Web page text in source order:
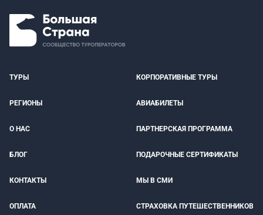
ТУРЫ КОРПОРАТИВНЫЕ ТУРЫ
РЕГИОНЫ АВИАБИЛЕТЫ
О НАС ПАРТНЕРСКАЯ ПРОГРАММА
БЛОГ ПОДАРОЧНЫЕ СЕРТИФИКАТЫ
КОНТАКТЫ МЫ В СМИ
ОПЛАТА СТРАХОВКА ПУТЕШЕСТВЕННИКОВ